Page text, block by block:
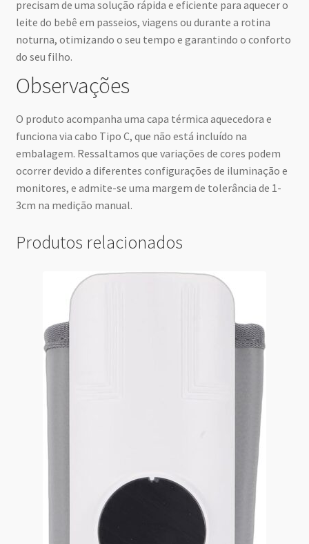
precisam de uma solução rápida e eficiente para aquecer o
leite do bebê em passeios, viagens ou durante a rotina
noturna, otimizando o seu tempo e garantindo o conforto
do seu filho.
Observações
O produto acompanha uma capa térmica aquecedora e
funciona via cabo Tipo C, que não está incluído na
embalagem. Ressaltamos que variações de cores podem
ocorrer devido a diferentes configurações de iluminação e
monitores, e admite-se uma margem de tolerância de 1-
3cm na medição manual.
Produtos relacionados